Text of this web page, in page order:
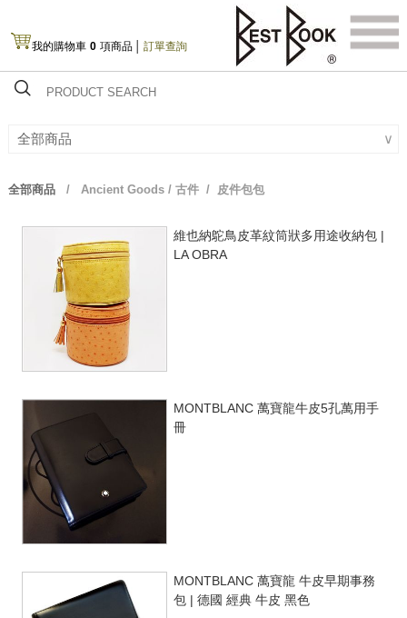
我的購物車 0 項商品 訂單查詢
全部商品 ∨
全部商品/ Ancient Goods / 古件/ 皮件包包
維也納鴕鳥皮革紋筒狀多用途收納包 |
LA OBRA
MONTBLANC 萬寶龍牛皮5孔萬用手
冊
MONTBLANC 萬寶龍 牛皮早期事務
包 | 德國 經典 牛皮 黑色